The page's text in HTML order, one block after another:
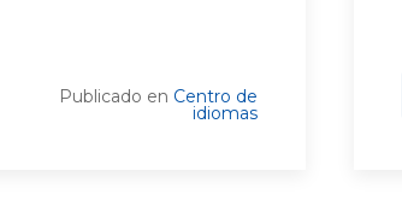
Publicado en Centro de
idiomas